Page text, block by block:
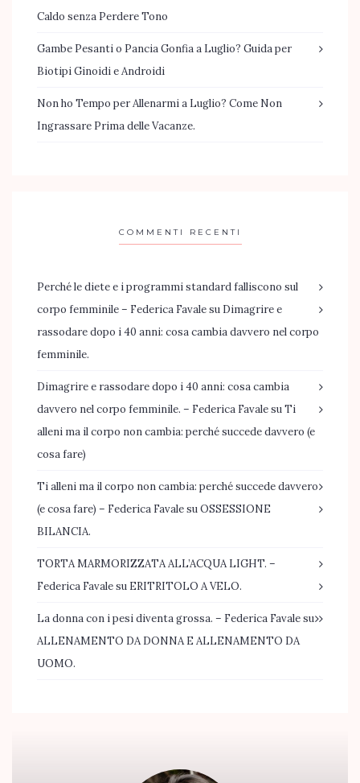
Caldo senza Perdere Tono
Gambe Pesanti o Pancia Gonfia a Luglio? Guida per
Biotipi Ginoidi e Androidi
Non ho Tempo per Allenarmi a Luglio? Come Non
Ingrassare Prima delle Vacanze.
COMMENTI RECENTI
Perché le diete e i programmi standard falliscono sul
corpo femminile – Federica Favalesu Dimagrire e
rassodare dopo i 40 anni: cosa cambia davvero nel corpo
femminile.
Dimagrire e rassodare dopo i 40 anni: cosa cambia
davvero nel corpo femminile. – Federica FavalesuTi
alleni ma il corpo non cambia: perché succede davvero (e
cosa fare)
Ti alleni ma il corpo non cambia: perché succede davvero
(e cosa fare) – Federica FavalesuOSSESSIONE
BILANCIA.
TORTA MARMORIZZATA ALL’ACQUA LIGHT. –
Federica Favalesu ERITRITOLO A VELO.
La donna con i pesi diventa grossa. – Federica Favalesu
ALLENAMENTO DA DONNA E ALLENAMENTO DA
UOMO.